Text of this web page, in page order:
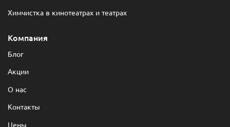
Химчистка в кинотеатрах и театрах
Компания
Блог
Акции
О нас
Контакты
Цены